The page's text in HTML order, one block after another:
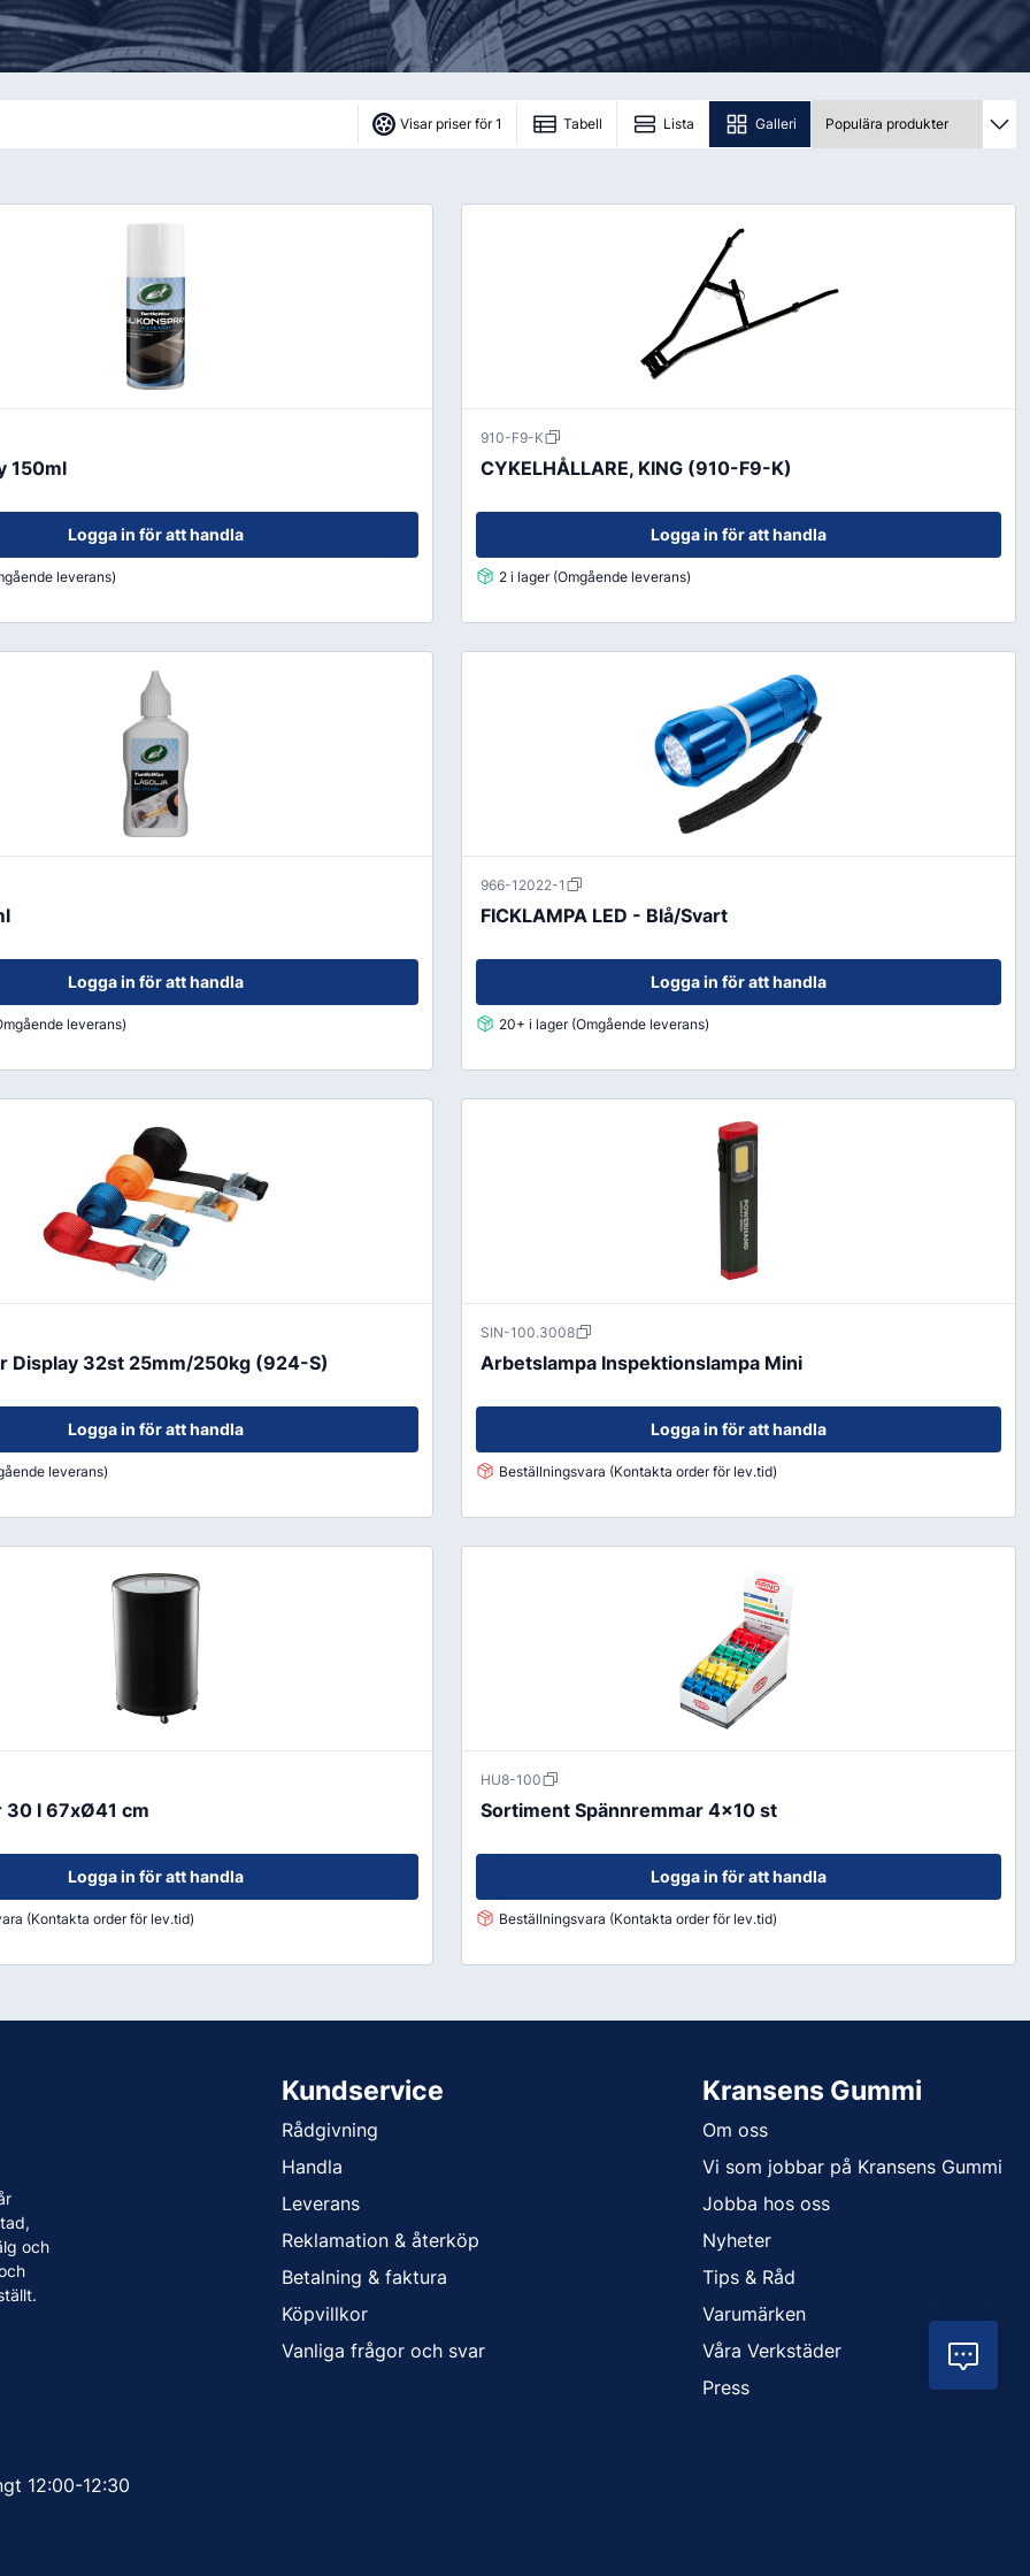
Grönyte & Smådäck
order@kransensgummi.se
Kåpor
Mutterpåsar
Ventiler
Bromsrengöring
Oljor
Smörjfett
Spillhantering
Arbetshandskar & Skyddsutrustning
Arbetshandskar
Skyddsutrustning
Färg & Rostskydd
Rostskydd
Visar priser för 1 Tabell Lista Galleri
150ml
Logga in för att handla
leverans)
910-F9-K
CYKELHÅLLARE, KING (910-F9-K)
Logga in för att handla
2 i lager (Omgående leverans)
Logga in för att handla
leverans)
966-12022-1
FICKLAMPA LED - Blå/Svart
Logga in för att handla
20+ i lager (Omgående leverans)
Display 32st 25mm/250kg (924-S)
Logga in för att handla
leverans)
SIN-100.3008
Arbetslampa Inspektionslampa Mini
Logga in för att handla
Beställningsvara (Kontakta order för lev.tid)
30 l 67xØ41 cm
Logga in för att handla
(Kontakta order för lev.tid)
HU8-100
Sortiment Spännremmar 4x10 st
Logga in för att handla
Beställningsvara (Kontakta order för lev.tid)
och
Kundservice
Rådgivning
Handla
Leverans
Reklamation & återköp
Betalning & faktura
Köpvillkor
Vanliga frågor och svar
Kransens Gummi
Om oss
Vi som jobbar på Kransens Gummi
Jobba hos oss
Nyheter
Tips & Råd
Varumärken
Våra Verkstäder
Press
12:00-12:30